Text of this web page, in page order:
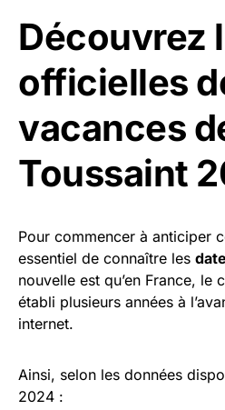
Découvrez
officielles
vacances
Toussaint
Pour commencer à anticiper
essentiel de connaître les
nouvelle est qu’en France, le
établi plusieurs années à
internet.
Ainsi, selon les données
2024 :